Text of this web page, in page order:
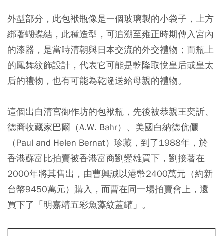
外型部分，此包袱瓶像是一個玻璃製的小袋子，上方
綁著蝴蝶結，此種造型，可追溯至雍正時期傳入宮內
的漆器，是當時清朝與日本交流的外交禮物；而瓶上
的鳳舞紋飾設計，代表它可能是乾隆取悅皇后或皇太
后的禮物，也有可能為乾隆送給母親的禮物。
這個出自清宮御作坊的包袱瓶，先後被恭親王奕訢、
德裔收藏家巴爾（A.W. Bahr）、美國白納德伉儷
（Paul and Helen Bernat）珍藏，到了1988年，於
香港蘇富比拍賣被香港富商劉鑾雄買下，劉接著在
2000年將其售出，由曹興誠以港幣2400萬元（約新
台幣9450萬元）購入，而曹在同一場拍賣會上，還
買下了「明嘉靖五彩魚藻紋蓋罐」。